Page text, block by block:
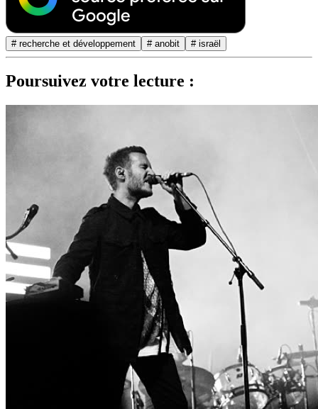
# recherche et développement # anobit # israël
Poursuivez votre lecture :